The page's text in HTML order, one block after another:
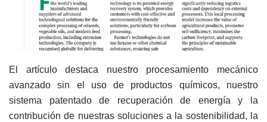
El artículo destaca nuestro procesamiento mecánico
avanzado sin el uso de productos químicos, nuestro
sistema patentado de recuperación de energía y la
contribución de nuestras soluciones a la sostenibilidad, la